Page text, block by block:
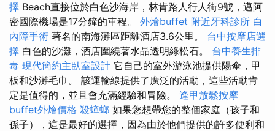
擇 Beach直接位於白色沙海岸，林肯路人行人街9號，邁阿
密國際機場是17分鐘的車程。 外燴buffet 附近牙科診所 白
內障手術 著名的南海灘區距離酒店3.6公里。 台中按摩店選
擇 白色的沙灘，酒店圍繞著水晶透明綠松石。 台中養生排
毒 現代簡約主臥室設計 它自己的室外游泳池提供陽傘，甲
板和沙灘毛巾。 該運輸線提供了廣泛的活動，這些活動肯
定是值得的，並且會充滿經驗和冒險。 逢甲放鬆按摩
buffet外燴價格 殺蟑螂 如果您想帶您的整個家庭（孩子和
孫子），這是最好的選擇，因為由於他們提供的許多便利和